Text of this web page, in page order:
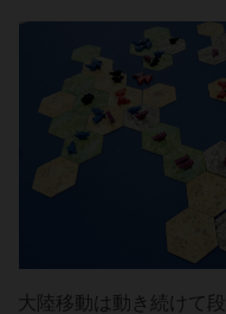
大陸移動は動き続けて